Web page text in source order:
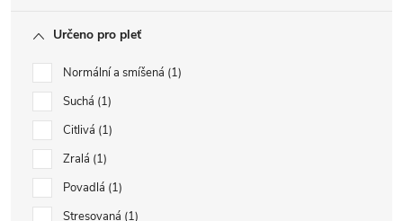
Určeno pro pleť
Normální a smíšená 1
Suchá 1
Citlivá 1
Zralá 1
Povadlá 1
Stresovaná 1